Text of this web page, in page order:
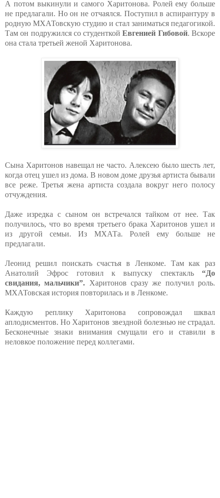
А потом выкинули и самого Харитонова. Ролей ему больше
не предлагали. Но он не отчаялся. Поступил в аспирантуру в
родную МХАТовскую студию и стал заниматься педагогикой.
Там он подружился со студенткойЕвгенией Гибовой. Вскоре
она стала третьей женой Харитонова.
Сына Харитонов навещал не часто. Алексею было шесть лет,
когда отец ушел из дома. В новом доме друзья артиста бывали
все реже. Третья жена артиста создала вокруг него полосу
отчуждения.
Даже изредка с сыном он встречался тайком от нее. Так
получилось, что во время третьего брака Харитонов ушел и
из другой семьи. Из МХАТа. Ролей ему больше не
предлагали.
Леонид решил поискать счастья в Ленкоме. Там как раз
Анатолий Эфрос готовил к выпуску спектакль“До
свидания, мальчики”. Харитонов сразу же получил роль.
МХАТовская история повторилась и в Ленкоме.
Каждую реплику Харитонова сопровождал шквал
аплодисментов. Но Харитонов звездной болезнью не страдал.
Бесконечные знаки внимания смущали его и ставили в
неловкое положение перед коллегами.